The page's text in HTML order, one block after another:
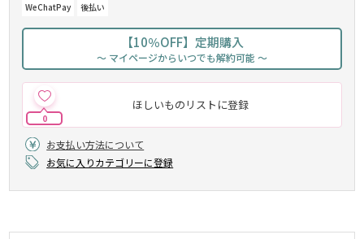
WeChatPay
後払い
【10％OFF】定期購入
～ マイページからいつでも解約可能 ～
ほしいものリストに登録
0
お支払い方法について
お気に入りカテゴリーに登録